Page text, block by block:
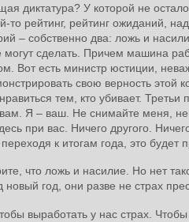
диктатура? У которой не
рейтинг, рейтинг ожиданий,
– собственно два: ложь и
сделать. Причем машина
Вот есть министр юстиции,
свою верность
тем, кто убивает. Третьи
Я – ваш. Не снимайте меня,
при вас. Ничего другого.
к итогам года, это будет
что ложь и насилие. Но нет
год, они разве не страх
выработать у нас страх.